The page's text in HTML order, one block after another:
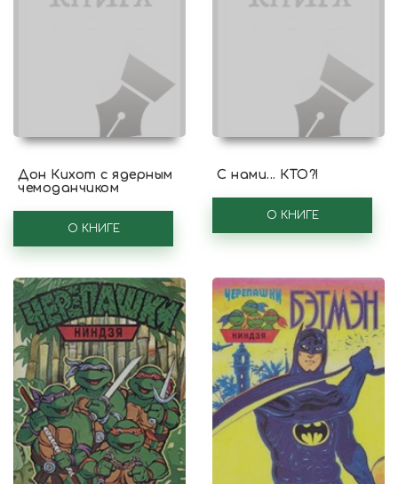
Дон Кихот с ядерным
чемоданчиком
О КНИГЕ
С нами... КТО?!
О КНИГЕ